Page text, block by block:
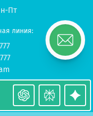
в Польше»
Пт
линия: